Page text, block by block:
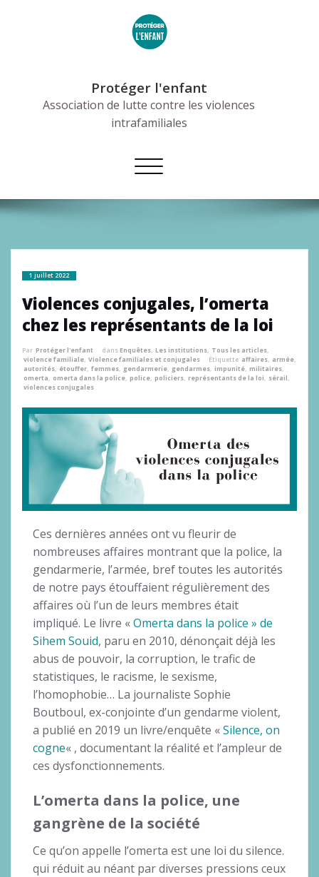
Protéger l'enfant
Association de lutte contre les violences
intrafamiliales
Afficher/masquer
la
1 juillet 2022
Violences conjugales, l’omerta
chez les représentants de la loi
Par Protéger l'enfant dansEnquêtes, Les institutions, Tous les articles,
violence familiale, Violence familiales et conjugales Étiquette affaires, armée,
autorités, étouffer, femmes, gendarmerie, gendarmes, impunité, militaires,
omerta, omerta dans la police, police, policiers, représentants de la loi, sérail,
violences conjugales
Ces dernières années ont vu fleurir de
nombreuses affaires montrant que la police, la
gendarmerie, l’armée, bref toutes les autorités
de notre pays étouffaient régulièrement des
affaires où l’un de leurs membres était
impliqué. Le livre «Omerta dans la police » de
Sihem Souid, paru en 2010, dénonçait déjà les
abus de pouvoir, la corruption, le trafic de
statistiques, le racisme, le sexisme,
l’homophobie… La journaliste Sophie
Boutboul, ex-conjointe d’un gendarme violent,
a publié en 2019 un livre/enquête «Silence, on
cogne« , documentant la réalité et l’ampleur de
ces dysfonctionnements.
L’omerta dans la police, une
gangrène de la société
Ce qu’on appelle l’omerta est une loi du silence.
qui réduit au néant par diverses pressions ceux